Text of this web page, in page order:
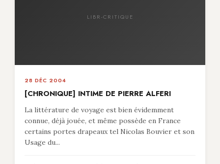
LIBR-CRITIQUE
28 DÉC 2004
[CHRONIQUE] INTIME DE PIERRE ALFERI
La littérature de voyage est bien évidemment
connue, déjà jouée, et même possède en France
certains portes drapeaux tel Nicolas Bouvier et son
Usage du...